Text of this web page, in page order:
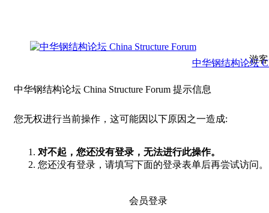
游
中华钢结构论坛
中华钢结构论坛 China Structure Forum 提示信息
您无权进行当前操作，这可能因以下原因之一造成:
对不起，您还没有登录，无法进行此操作。
您还没有登录，请填写下面的登录表单后再尝试访问。
会员登录